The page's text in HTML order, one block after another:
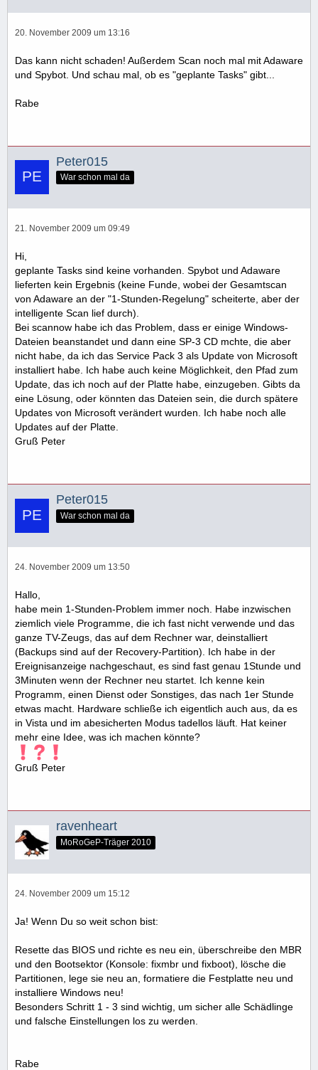
20. November 2009 um 13:16
Das kann nicht schaden! Außerdem Scan noch mal mit Adaware
und Spybot. Und schau mal, ob es "geplante Tasks" gibt...
Rabe
Peter015
War schon mal da
21. November 2009 um 09:49
Hi,
geplante Tasks sind keine vorhanden. Spybot und Adaware
lieferten kein Ergebnis (keine Funde, wobei der Gesamtscan
von Adaware an der "1-Stunden-Regelung" scheiterte, aber der
intelligente Scan lief durch).
Bei scannow habe ich das Problem, dass er einige Windows-
Dateien beanstandet und dann eine SP-3 CD mchte, die aber
nicht habe, da ich das Service Pack 3 als Update von Microsoft
installiert habe. Ich habe auch keine Möglichkeit, den Pfad zum
Update, das ich noch auf der Platte habe, einzugeben. Gibts da
eine Lösung, oder könnten das Dateien sein, die durch spätere
Updates von Microsoft verändert wurden. Ich habe noch alle
Updates auf der Platte.
Gruß Peter
Peter015
War schon mal da
24. November 2009 um 13:50
Hallo,
habe mein 1-Stunden-Problem immer noch. Habe inzwischen
ziemlich viele Programme, die ich fast nicht verwende und das
ganze TV-Zeugs, das auf dem Rechner war, deinstalliert
(Backups sind auf der Recovery-Partition). Ich habe in der
Ereignisanzeige nachgeschaut, es sind fast genau 1Stunde und
3Minuten wenn der Rechner neu startet. Ich kenne kein
Programm, einen Dienst oder Sonstiges, das nach 1er Stunde
etwas macht. Hardware schließe ich eigentlich auch aus, da es
in Vista und im abesicherten Modus tadellos läuft. Hat keiner
mehr eine Idee, was ich machen könnte?
Gruß Peter
ravenheart
MoRoGeP-Träger 2010
24. November 2009 um 15:12
Ja! Wenn Du so weit schon bist:
Resette das BIOS und richte es neu ein, überschreibe den MBR
und den Bootsektor (Konsole: fixmbr und fixboot), lösche die
Partitionen, lege sie neu an, formatiere die Festplatte neu und
installiere Windows neu!
Besonders Schritt 1 - 3 sind wichtig, um sicher alle Schädlinge
und falsche Einstellungen los zu werden.
Rabe